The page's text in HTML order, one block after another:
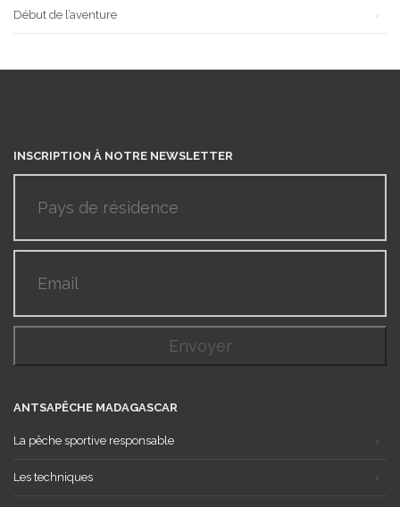
Début de l’aventure
INSCRIPTION À NOTRE NEWSLETTER
ANTSAPÊCHE MADAGASCAR
La pêche sportive responsable
Les techniques